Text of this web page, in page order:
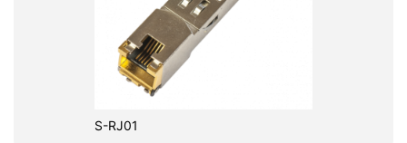
S-RJ01